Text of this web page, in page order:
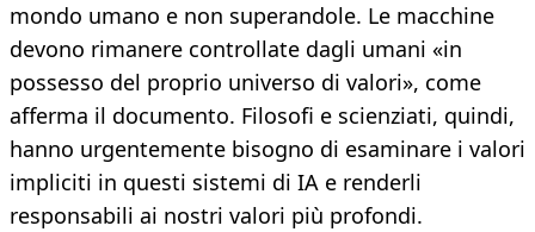
mondo umano e non superandole. Le macchine
devono rimanere controllate dagli umani «in
possesso del proprio universo di valori», come
afferma il documento. Filosofi e scienziati, quindi,
hanno urgentemente bisogno di esaminare i valori
impliciti in questi sistemi di IA e renderli
responsabili ai nostri valori più profondi.